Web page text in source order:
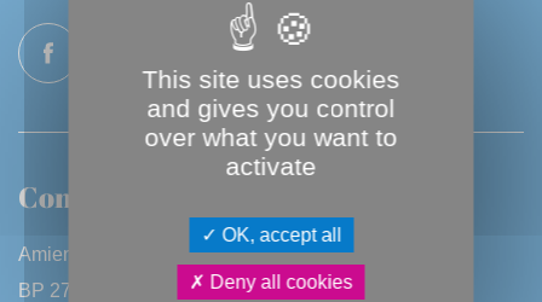
Contactez-nous
Amiens Métropole
BP 2720 - 80027 Amiens CEDEX
This site uses cookies
and gives you control
over what you want to
activate
OK, accept all
Deny all cookies